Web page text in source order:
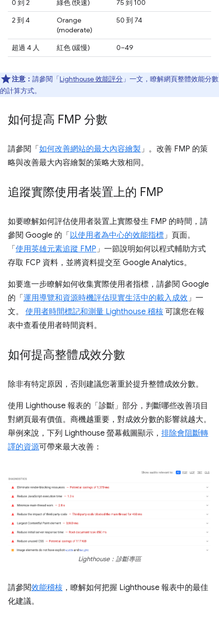
0 到 2 綠色 (快速)
75 到 100
2 到 4
Orange
(moderate)
50 到 74
超過 4 人 紅色 (緩慢) 0–49
注意： 請參閱「Lighthouse 效能評分 」一文，瞭解網頁整體效能分數
的計算方式。
如何提高 FMP 分數
請參閱「如何改善網站的最大內容繪製 」。改善 FMP 的策
略與改善最大內容繪製的策略大致相同。
追蹤實際使用者裝置上的 FMP
如要瞭解如何評估使用者裝置上實際發生 FMP 的時間，請
參閱 Google 的「以使用者為中心的效能指標 」頁面。
「使用英雄元素追蹤 FMP 」一節說明如何以程式輔助方式
存取 FCP 資料，並將資料提交至 Google Analytics。
如要進一步瞭解如何收集實際使用者指標，請參閱 Google
的「運用導覽和資源時機評估現實生活中的載入成效 」一
文。 使用者時間標記和測量 Lighthouse 稽核 可讓您在報
表中查看使用者時間資料。
如何提高整體成效分數
除非有特定原因，否則建議您著重於提升整體成效分數。
使用 Lighthouse 報表的「診斷」 部分，判斷哪些改善項目
對網頁最有價值。商機越重要，對成效分數的影響就越大。
舉例來說，下列 Lighthouse 螢幕截圖顯示， 排除會阻斷轉
譯的資源可帶來最大改善：
Lighthouse：診斷專區
請參閱效能稽核 ，瞭解如何把握 Lighthouse 報表中的最佳
化建議。